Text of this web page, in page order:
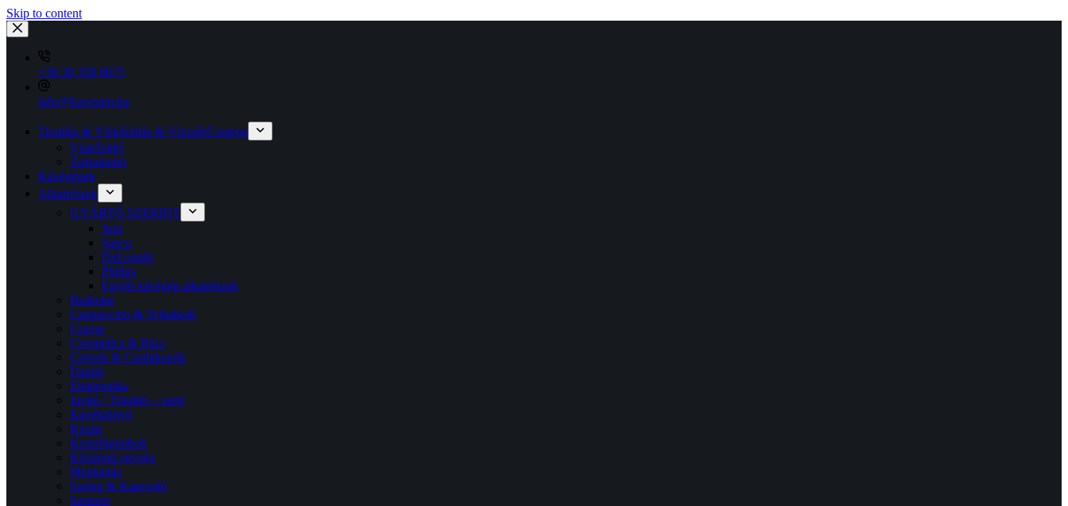
Skip to content
+36 30 358 6675
info@kavesam.hu
Tisztítás & Vízkőoldás & Vízszűrő patron
Vízkőoldó
Zsírtalanító
Kávégépek
Alkatrészek
GYÁRTÓ SZERINT
Jura
Saeco
DeLonghi
Philips
Egyéb kávégép alkatrészek
Burkolat
Cappuccino & Tejhaboló
Csavar
Csepptálca & Rács
Csövek & Csatlakozók
Daráló
Elektronika
Javító / Tömítés – szett
Kávékifolyó
Kazán
Kezelőgombok
Központi egység
Meghajtás
Szelep & Kapcsoló
Szenzor